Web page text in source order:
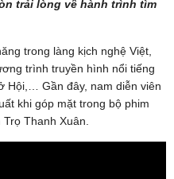
trải lòng về hành trình tìm
trong làng kịch nghệ Việt,
trình truyền hình nổi tiếng
Hội,… Gần đây, nam diễn viên
khi góp mặt trong bộ phim
Thanh Xuân.